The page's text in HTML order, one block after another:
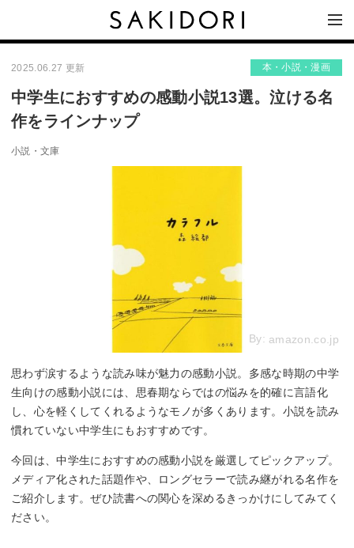
2025.06.27 更新 本・小説・漫画
中学生におすすめの感動小説13選。泣ける名
作をラインナップ
小説・文庫
By: amazon.co.jp
思わず涙するような読み味が魅力の感動小説。多感な時期の中学
生向けの感動小説には、思春期ならではの悩みを的確に言語化
し、心を軽くしてくれるようなモノが多くあります。小説を読み
慣れていない中学生にもおすすめです。
今回は、中学生におすすめの感動小説を厳選してピックアップ。
メディア化された話題作や、ロングセラーで読み継がれる名作を
ご紹介します。ぜひ読書への関心を深めるきっかけにしてみてく
ださい。